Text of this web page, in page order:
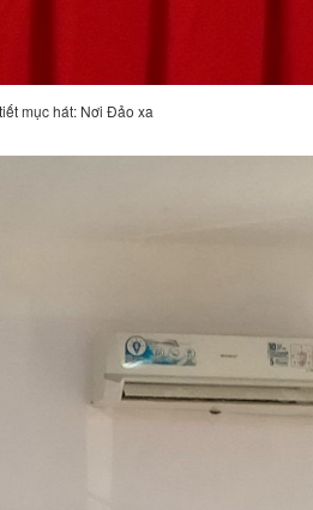
mục hát: Nơi Đảo xa